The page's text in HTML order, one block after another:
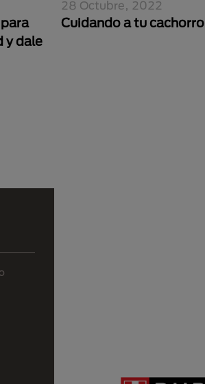
y dale
28 Octubre, 2022
Cuidando a tu cachorro